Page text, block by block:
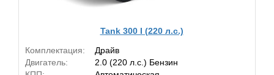
Tank 300 I (220 л.с.)
Комплектация:
Драйв
Двигатель:
2.0 (220 л.с.) Бензин